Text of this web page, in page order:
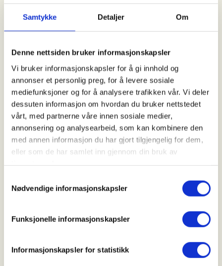
Samtykke Detaljer Om
Denne nettsiden bruker informasjonskapsler
Vi bruker informasjonskapsler for å gi innhold og
annonser et personlig preg, for å levere sosiale
mediefunksjoner og for å analysere trafikken vår. Vi deler
dessuten informasjon om hvordan du bruker nettstedet
vårt, med partnerne våre innen sosiale medier,
annonsering og analysearbeid, som kan kombinere den
med annen informasjon du har gjort tilgjengelig for dem,
eller som de har samlet inn gjennom din bruk av
Nødvendige informasjonskapsler
Funksjonelle informasjonskapsler
Informasjonskapsler for statistikk
17. Sep 2026
Kl. 16.00 - 19.00
Indre Sunnfjord Turlag
Kontaktperson
Ingebjørg Erikstad
https://41530941
ingebjorg.erikstad@enivest.net
Førde historielag og IST inviterer til ny Natur &
garden Lia. I juni gjekk vi ferdsle- og skulevegen opp
til Åsane på austsida av Gjelelva. Denne gongen går
aktivitet og ferdsel i området opp gjennom tidene.
Vi parkerer på Mo jordbruksskule og går derifrå.